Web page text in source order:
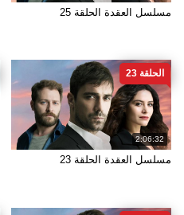
مسلسل العقدة الحلقة 25
2:06:32
الحلقة 23
مسلسل العقدة الحلقة 23